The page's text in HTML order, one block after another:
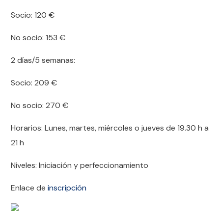
Socio: 120€
No socio: 153€
2 días/5 semanas:
Socio: 209€
No socio: 270€
Horarios: Lunes, martes, miércoles o jueves de 19.30 h a
21 h
Niveles: Iniciación y perfeccionamiento
Enlace deinscripción